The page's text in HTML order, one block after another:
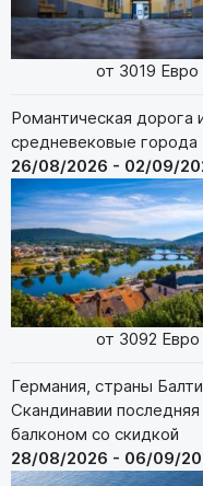
от 3019 Евро
Романтическая дорога
средневековые города
26/08/2026 - 02/09/
от 3092 Евро
Германия, страны
Скандинавии
балконом со скидкой
28/08/2026 - 06/09/